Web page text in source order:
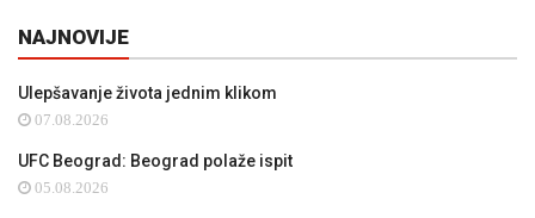
NAJNOVIJE
Ulepšavanje života jednim klikom
07.08.2026
UFC Beograd: Beograd polaže ispit
05.08.2026